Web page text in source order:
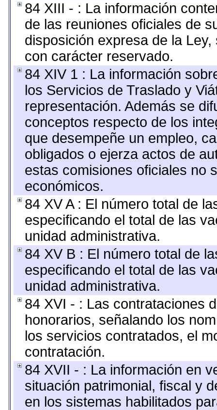
84 XIII - : La información
de las reuniones oficiales de
disposición expresa de la
con carácter reservado.
84 XIV 1 : La información
los Servicios de Traslado y
representación. Además se
conceptos respecto de los
que desempeñe un empleo,
obligados o ejerza actos de
estas comisiones oficiales no
económicos.
84 XV A : El número total de
especificando el total de las
unidad administrativa.
84 XV B : El número total de
especificando el total de las
unidad administrativa.
84 XVI - : Las contrataciones
honorarios, señalando los
los servicios contratados, el
contratación.
84 XVII - : La información en
situación patrimonial, fiscal y
en los sistemas habilitados